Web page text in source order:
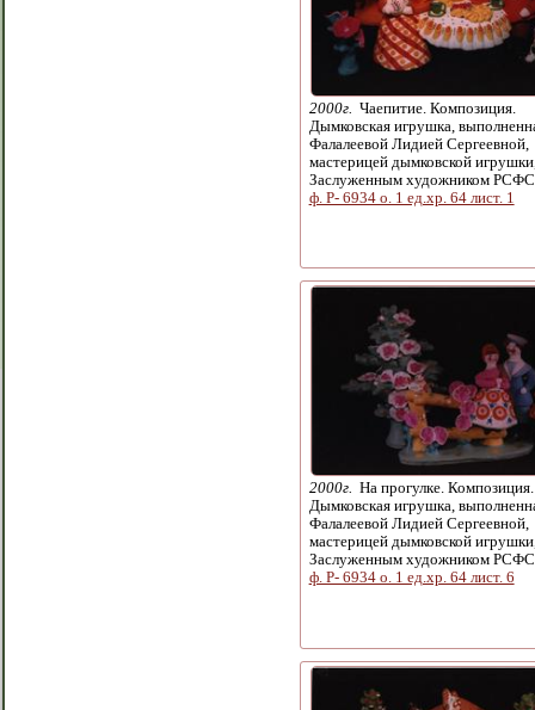
2000г. Чаепитие. Композиция.
Дымковская игрушка,
Фалалеевой Лидией Сергеевной,
мастерицей дымковской
Заслуженным художником
ф. Р- 6934 о. 1 ед.хр. 64 лист. 1
2000г.
На прогулке. Композиция.
Дымковская игрушка,
Фалалеевой Лидией Сергеевной,
мастерицей дымковской
Заслуженным художником
ф. Р- 6934 о. 1 ед.хр. 64 лист. 6